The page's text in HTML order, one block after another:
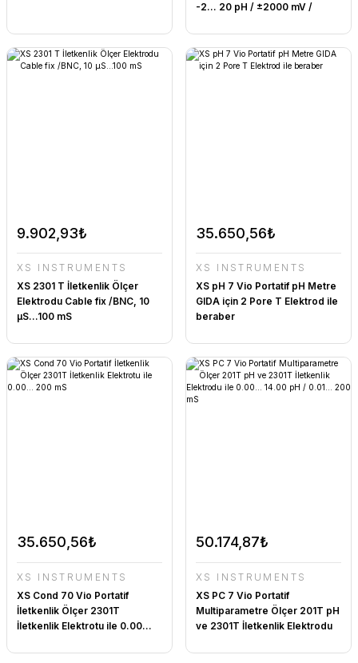
-2... 20 pH / ±2000 mV /
120 °C
9.902,93₺
XS INSTRUMENTS
XS 2301 T İletkenlik Ölçer
Elektrodu Cable fix /BNC, 10
μS…100 mS
35.650,56₺
XS INSTRUMENTS
XS pH 7 Vio Portatif pH Metre
GIDA için 2 Pore T Elektrod ile
beraber
35.650,56₺
XS INSTRUMENTS
XS Cond 70 Vio Portatif
İletkenlik Ölçer 2301T
İletkenlik Elektrotu ile 0.00...
50.174,87₺
XS INSTRUMENTS
XS PC 7 Vio Portatif
Multiparametre Ölçer 201T pH
ve 2301T İletkenlik Elektrodu
200 mS